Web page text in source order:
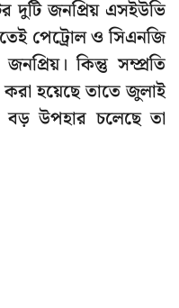
দুটি জনপ্রিয় এসইউভি
পেট্রোল ও সিএনজি
কিন্তু সম্প্রতি
হয়েছে তাতে জুলাই
বড় উপহার চলেছে তা